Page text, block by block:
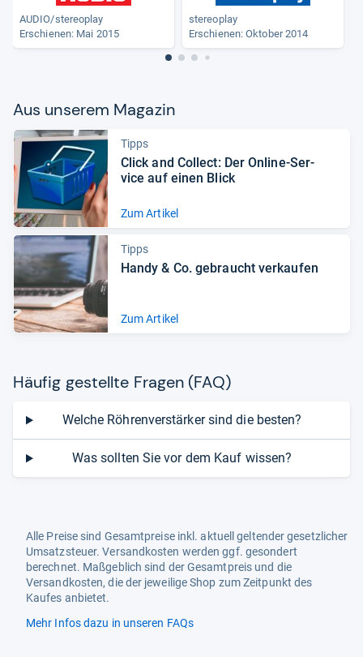
AUDIO/stereoplay
Erschienen: Mai 2015
stereoplay
Erschienen: Oktober 2014
Aus unse­rem Maga­zin
Tipps
Click and Col­lect: Der Online-​Ser­
vice auf einen Blick
Zum Artikel
Tipps
Handy & Co. gebraucht ver­kau­fen
Zum Artikel
Häu­fig gestellte Fra­gen (FAQ)
Welche Röhrenverstärker sind die besten?
Was sollten Sie vor dem Kauf wissen?
Alle Preise sind Gesamtpreise inkl. aktuell geltender gesetzlicher
Umsatzsteuer. Versandkosten werden ggf. gesondert
berechnet. Maßgeblich sind der Gesamtpreis und die
Versandkosten, die der jeweilige Shop zum Zeitpunkt des
Kaufes anbietet.
Mehr Infos dazu in unseren FAQs